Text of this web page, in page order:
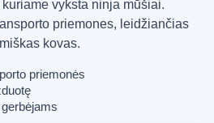
vyksta ninja mūšiai.
priemones, leidžiančias
kovas.
priemonės